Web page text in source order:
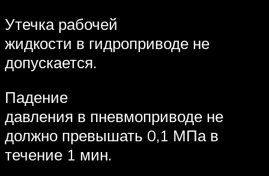
Утечка рабочей
жидкости в гидроприводе не
допускается.
Падение
давления в пневмоприводе не
должно превышать 0,1 МПа в
течение 1 мин.